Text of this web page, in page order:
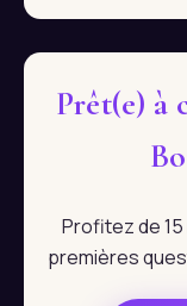
Prêt(e) à
Profitez de
premières